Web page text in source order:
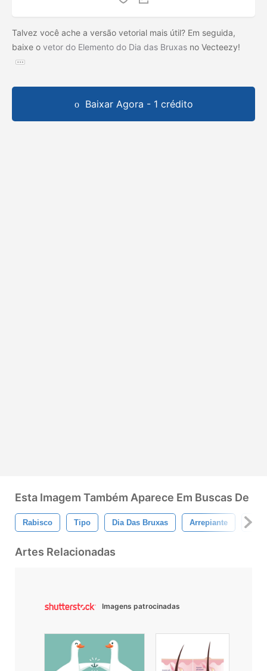
Talvez você ache a versão vetorial mais útil? Em seguida,
baixe o vetor do Elemento do Dia das Bruxas no Vecteezy!
Baixar Agora - 1 crédito
Esta Imagem Também Aparece Em Buscas De
Rabisco Tipo Dia Das Bruxas Arrepiante
Artes Relacionadas
Imagens patrocinadas